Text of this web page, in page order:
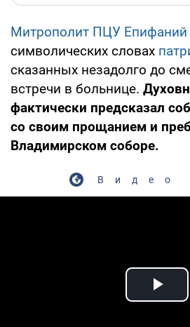
Митрополит ПЦУ Епифаний
символических словах
сказанных незадолго до
встречи в больнице.
фактически предсказал
со своим прощанием и
Владимирском соборе.
Видео